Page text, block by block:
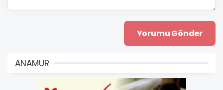
ANAMUR